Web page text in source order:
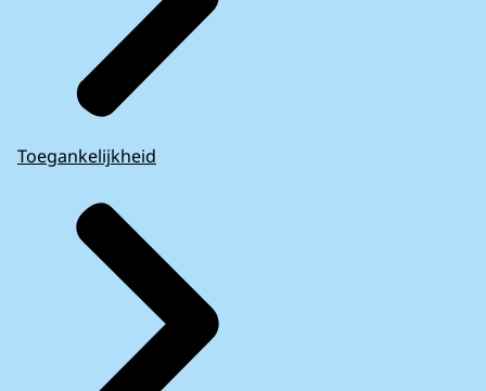
Toegankelijkheid